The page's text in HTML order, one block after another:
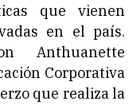
que vienen
en el país.
Anthuanette
Corporativa
que realiza la